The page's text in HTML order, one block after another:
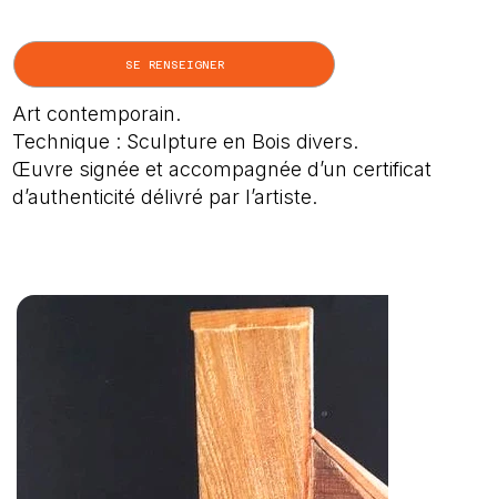
SE RENSEIGNER
Art contemporain.
Technique : Sculpture en Bois divers.
Œuvre signée et accompagnée d’un certificat
d’authenticité délivré par l’artiste.